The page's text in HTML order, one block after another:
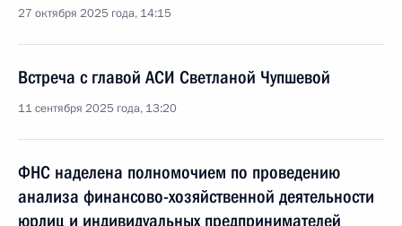
27 октября 2025 года, 14:15
Встреча с главой АСИ Светланой Чупшевой
11 сентября 2025 года, 13:20
ФНС наделена полномочием по проведению
анализа финансово­-хозяйственной деятельности
юрлиц и индивидуальных предпринимателей